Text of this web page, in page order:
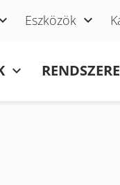
Eszközök